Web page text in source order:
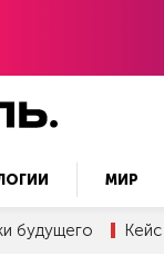
МИР
будущего Кейс